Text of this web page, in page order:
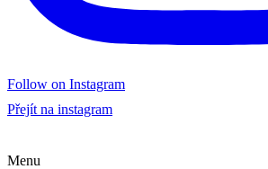
Follow on Instagram
Přejít na instagram
Menu